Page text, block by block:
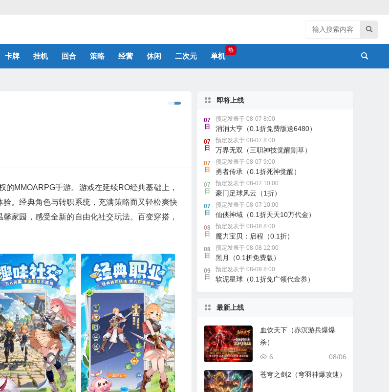
卡牌 挂机 回合 策略 经营 休闲 二次元 单机
热
MMOARPG手游。游戏在延续RO经典基础上，
。经典角色与转职系统，充满策略而又轻松爽快
家园，感受全新的自由化社交玩法。百变穿搭，
即将上线
07
日
预定发表于 08-07 8:00
消消大亨（0.1折免费版送6480）
07
日
预定发表于 08-07 8:00
万界无双（三职神技觉醒割草）
07
日
预定发表于 08-07 9:00
勇者传承（0.1折死神觉醒）
07
日
预定发表于 08-07 10:00
豪门足球风云（1折）
07
日
预定发表于 08-07 10:00
仙侠神域（0.1折天天10万代金）
08
日
预定发表于 08-08 8:00
魔力宝贝：启程（0.1折）
08
日
预定发表于 08-08 12:00
黑月（0.1折免费版）
09
日
预定发表于 08-09 8:00
软泥星球（0.1折免广领代金券）
最新上线
血饮天下（赤溟游兵爆爆
杀）
08/06
6
苍穹之剑2（穹羽神爆攻速）